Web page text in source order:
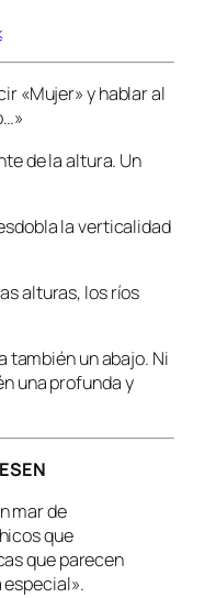
«Mujer» y hablar al
de la altura. Un
la verticalidad
alturas, los ríos
también un abajo. Ni
una profunda y
mar de
que
que parecen
especial».